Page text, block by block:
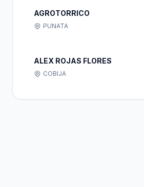
AGROTORRICO
PUNATA
ALEX ROJAS FLORES
COBIJA